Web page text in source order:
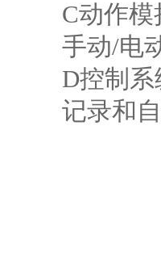
C‌动作
手动/电
D‌控制
记录和